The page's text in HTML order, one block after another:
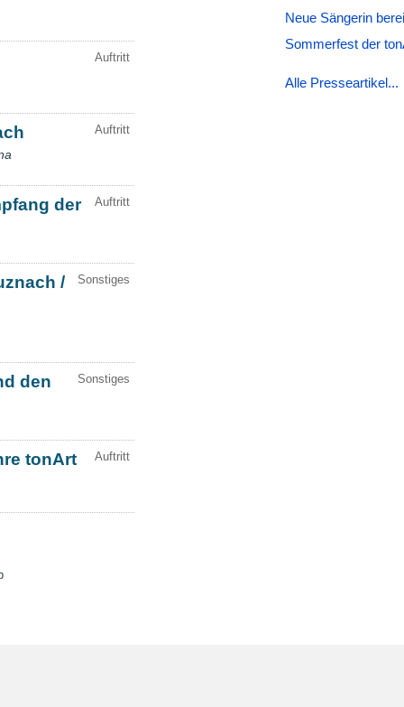
Neue Sängerin
Sommerfest der
Alle Presseartikel...